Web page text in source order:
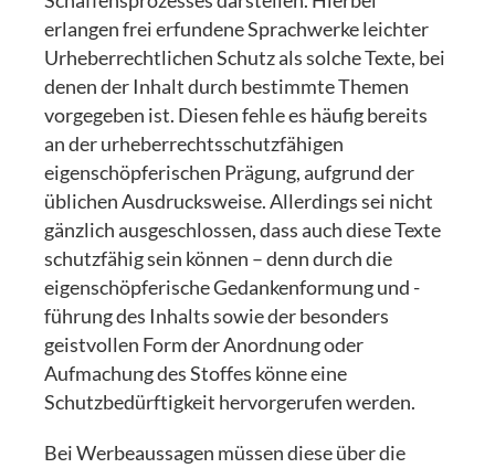
erlangen frei erfundene Sprachwerke leichter
Urheberrechtlichen Schutz als solche Texte, bei
denen der Inhalt durch bestimmte Themen
vorgegeben ist. Diesen fehle es häufig bereits
an der urheberrechtsschutzfähigen
eigenschöpferischen Prägung, aufgrund der
üblichen Ausdrucksweise. Allerdings sei nicht
gänzlich ausgeschlossen, dass auch diese Texte
schutzfähig sein können – denn durch die
eigenschöpferische Gedankenformung und -
führung des Inhalts sowie der besonders
geistvollen Form der Anordnung oder
Aufmachung des Stoffes könne eine
Schutzbedürftigkeit hervorgerufen werden.
Bei Werbeaussagen müssen diese über die